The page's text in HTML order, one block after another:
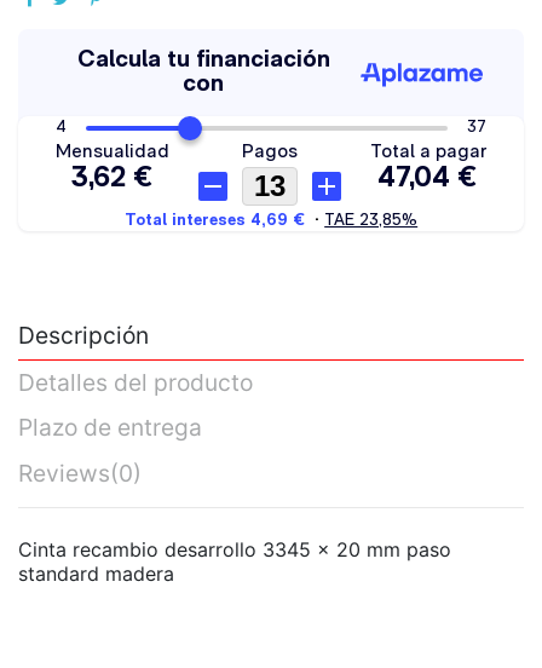
Descripción
Detalles del producto
Plazo de entrega
Reviews(0)
Cinta recambio desarrollo 3345 x 20 mm paso
standard madera